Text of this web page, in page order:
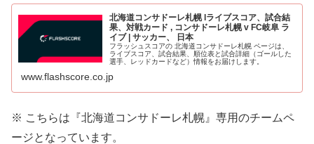
北海道コンサドーレ札幌 lライブスコア、試合結
果、対戦カード , コンサドーレ札幌 v FC岐阜 ラ
イブ | サッカー、 日本
フラッシュスコアの 北海道コンサドーレ札幌 ページは、
ライブスコア、試合結果、順位表と試合詳細（ゴールした
選手、レッドカードなど）情報をお届けします。
www.flashscore.co.jp
※ こちらは『北海道コンサドーレ札幌』 専用のチームペ
ージとなっています。